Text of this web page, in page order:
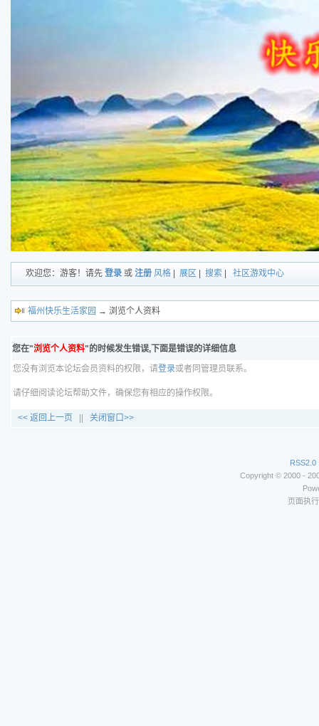
欢迎您：游客！请先 登录 或 注册 风格 展区 搜索| 社区游戏中心
福州快乐生活家园 → 浏览个人资料
您在"浏览个人资料"的时候发生错误,下面是错误的详细信息
您没有浏览本论坛会员资料的权限，请登录或者同管理员联系。
请仔细阅读论坛帮助文件，确保您有相应的操作权限。
<< 返回上一页 关闭窗口>>
RSS2.0
Copyright © 2000 -
页面执